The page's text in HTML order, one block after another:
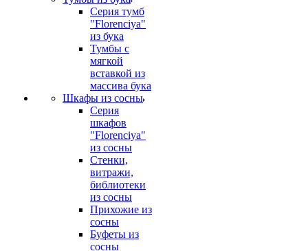
Серия тумб
"Florenciya"
из бука
Тумбы с
мягкой
вставкой из
массива бука
Шкафы из сосны
Серия
шкафов
"Florenciya"
из сосны
Стенки,
витражи,
библиотеки
из сосны
Прихожие из
сосны
Буфеты из
сосны